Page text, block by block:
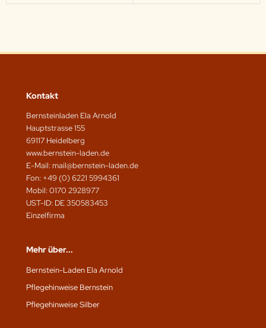
Kontakt
Bernsteinladen Ela Arnold
Hauptstrasse 155
69117 Heidelberg
www.bernstein-laden.de
E-Mail: mail@bernstein-laden.de
Fon: +49 (0) 6221 5994361
Mobil: 0170 2928977
UST-ID: DE 350583453
Einzelfirma
Mehr über...
Bernstein-Laden Ela Arnold
Pflegehinweise Bernstein
Pflegehinweise Silber